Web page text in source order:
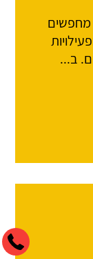
מחפשים
בפעילויות
ב...